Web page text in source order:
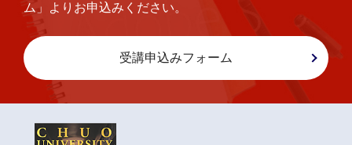
ム」よりお申込みください。
受講申込みフォーム